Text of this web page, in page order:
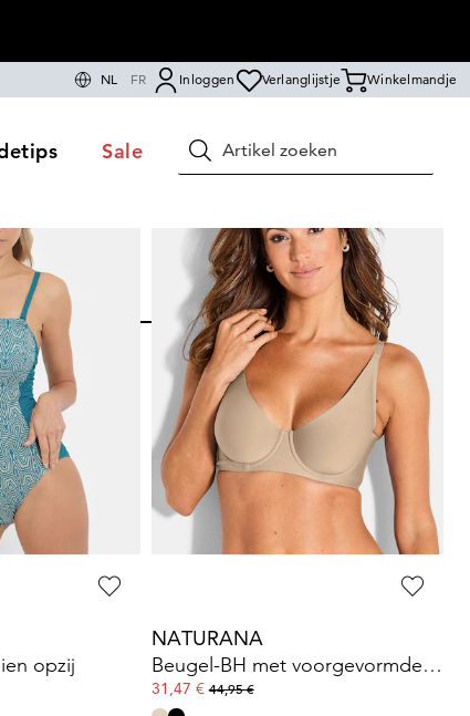
NL FR Inloggen Verlanglijstje Winkelmandje
Sale Zoeken
opzij
NATURANA
Beugel-BH met voorgevormde cups
31,47 €44,95 €